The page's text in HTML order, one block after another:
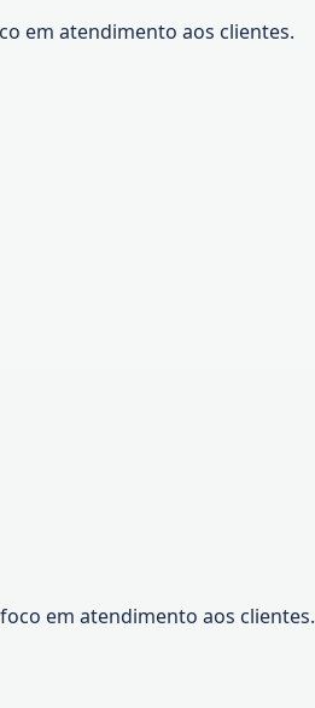
em atendimento aos clientes.
foco em atendimento aos clientes.